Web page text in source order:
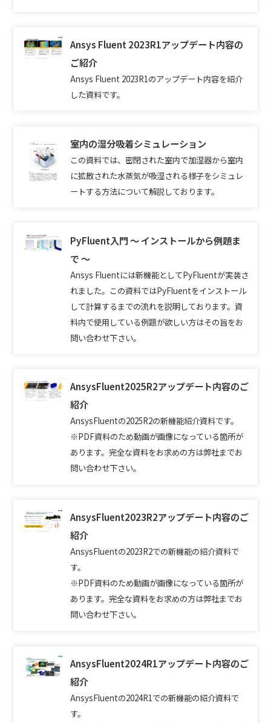
Ansys Fluent 2023R1アップデート内容の
ご紹介
Ansys Fluent 2023R1のアップデート内容を紹介
した資料です。
室内の湿分吸着シミュレーション
この資料では、密閉された室内で加湿器から室内
に拡散された水蒸気が吸湿される様子をシミュレ
ートする方法について解説しております。
PyFluent入門 ～ インストールから例題ま
で ～
Ansys Fluentには新機能としてPyFluentが実装さ
れました。この資料ではPyFluentをインストール
して計算するまでの流れを説明しております。資
料内で使用している例題が欲しい方はその旨をお
問い合わせ下さい。
AnsysFluent2025R2アップデート内容のご
紹介
AnsysFluentの2025R2の新機能紹介資料です。
※PDF資料のため動画が画像になっている箇所が
あります。完全な資料をお求めの方は弊社までお
問い合わせ下さい。
AnsysFluent2023R2アップデート内容のご
紹介
AnsysFluentの2023R2での新機能の紹介資料で
す。
※PDF資料のため動画が画像になっている箇所が
あります。完全な資料をお求めの方は弊社までお
問い合わせ下さい。
AnsysFluent2024R1アップデート内容のご
紹介
AnsysFluentの2024R1での新機能の紹介資料で
す。